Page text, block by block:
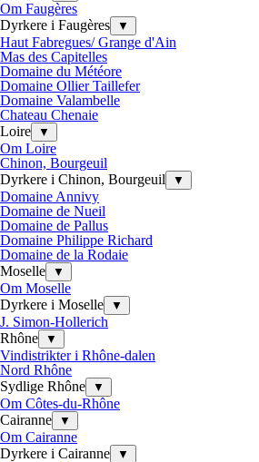
Om Faugères
Dyrkere i Faugères
▼
Haut Fabregues/ Grange d'Ain
Mas des Capitelles
Domaine du Météore
Domaine Ollier Taillefer
Domaine Valambelle
Chateau Chenaie
Loire
▼
Om Loire
Chinon, Bourgeuil
Dyrkere i Chinon, Bourgeuil
▼
Domaine Annivy
Domaine de Nueil
Domaine de Pallus
Domaine Philippe Richard
Domaine de la Rodaie
Moselle
▼
Om Moselle
Dyrkere i Moselle
▼
J. Simon-Hollerich
Rhône
▼
Vindistrikter i Rhône-dalen
Nord Rhône
Sydlige Rhône
▼
Om Côtes-du-Rhône
Cairanne
▼
Om Cairanne
Dyrkere i Cairanne
▼